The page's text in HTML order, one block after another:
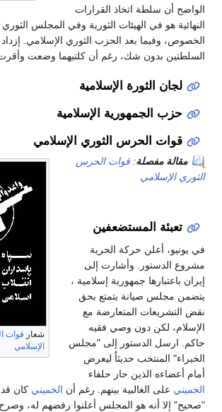
الواضح أن سلطة اتخاذ القرارات
النهائية هو في الهيئات الثورية وفي المجلس
الخصوص، وفيما بعد الحزب الثوري الإسلامي. إزداد
السلطتين بدون شك، رغم أن كلتيهما وضعت
لجان الثورة الإسلامية
حزب الجمهورية الإسلامية
قوات الحرس الثوري الإسلامي
شعار قوات
الإسلامي
مقالة مفصلة: قوات الحرس
الثوري الإسلامي
تعبئة المستضعفين
في يونيو، أعلن حركة الحرية
مشروع الدستور. وأشارت إلى
إيران باعتبارها جمهورية إسلامية ،
يتضمن مجلس صيانة يتمتع بحق
نقض التشريعات المتعارضة مع
الإسلام، لكن دون وصي فقيه
حاكم. ارسل الدستور إلى "مجلس
الخبراء" المنتخب حديثاُ ليعرض
أمام أعضاءه الذين حاز حلفاء
الخميني على الغالبية بينهم. رغم أن الخميني كان قد
"صحيح" إلا أنه هو المجلس أعلنوا رفضهم له، وصرح